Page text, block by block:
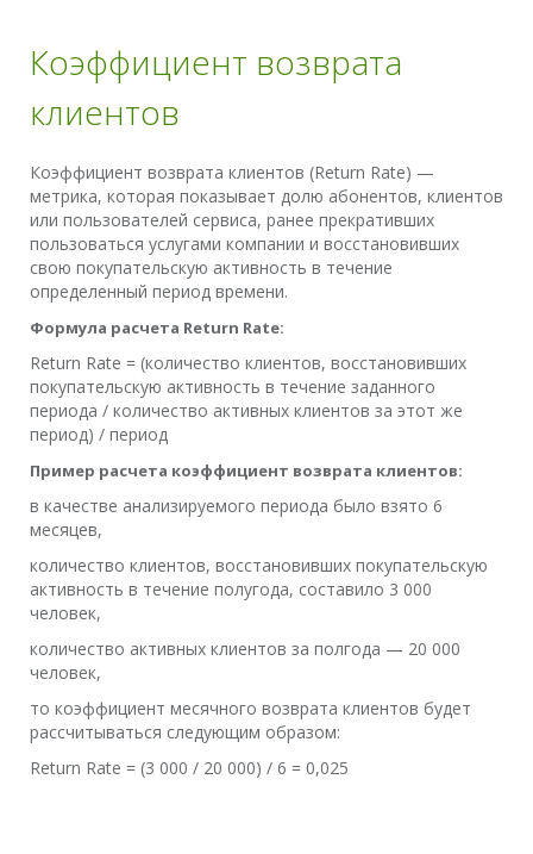
Коэффициент возврата
клиентов
Коэффициент возврата клиентов (Return Rate) —
метрика, которая показывает долю абонентов, клиентов
или пользователей сервиса, ранее прекративших
пользоваться услугами компании и восстановивших
свою покупательскую активность в течение
определенный период времени.
Формула расчета Return Rate:
Return Rate = (количество клиентов, восстановивших
покупательскую активность в течение заданного
периода / количество активных клиентов за этот же
период) / период
Пример расчета коэффициент возврата клиентов:
в качестве анализируемого периода было взято 6
месяцев,
количество клиентов, восстановивших покупательскую
активность в течение полугода, составило 3 000
человек,
количество активных клиентов за полгода — 20 000
человек,
то коэффициент месячного возврата клиентов будет
рассчитываться следующим образом:
Return Rate = (3 000 / 20 000) / 6 = 0,025